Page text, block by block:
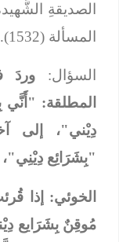
المسألة (1532).
السؤال:
وردَ
المطلقة: "أَنَّي
دِيْني"، إلى
"بِشَرَائِع دِيْنِي"،
الخوئي: إذا
مُوقِنٌ بِشَرَايع